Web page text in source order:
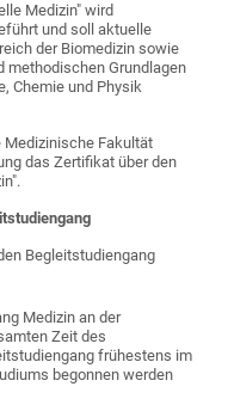
Medizin" wird
und soll aktuelle
der Biomedizin sowie
methodischen Grundlagen
Chemie und Physik
Fakultät
das Zertifikat über den
Begleitstudiengang
Medizin an der
Zeit des
frühestens im
begonnen werden